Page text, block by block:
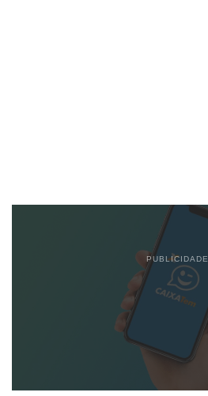
PUBLICIDADE